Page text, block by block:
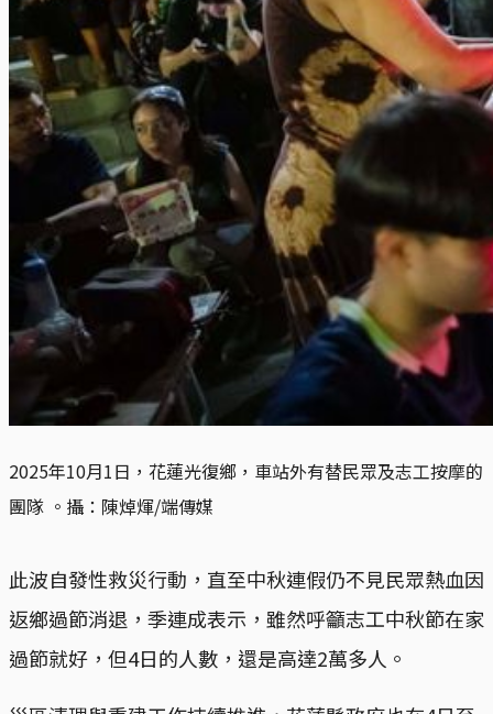
2025年10月1日，花蓮光復鄉，車站外有替民眾及志工按摩的
團隊 。攝：陳焯煇/端傳媒
此波自發性救災行動，直至中秋連假仍不見民眾熱血因
返鄉過節消退，季連成表示，雖然呼籲志工中秋節在家
過節就好，但4日的人數，還是高達2萬多人。